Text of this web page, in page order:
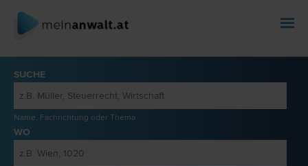
SUCHE
Name, Fachrichtung oder Thema
WO